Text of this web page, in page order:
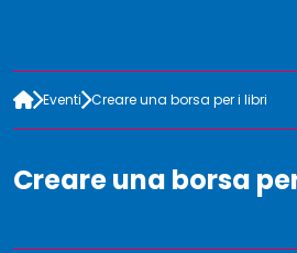
HOME
Eventi Creare una borsa per i libri
Creare una borsa